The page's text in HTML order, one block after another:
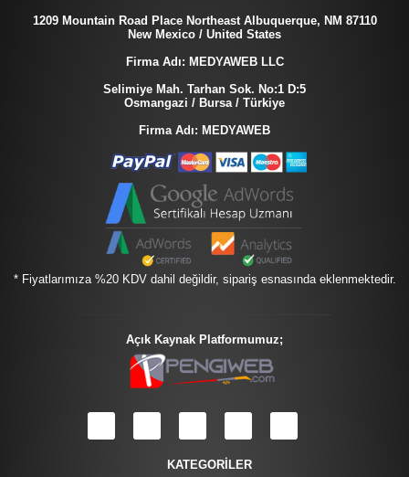
1209 Mountain Road Place Northeast Albuquerque, NM 87110
New Mexico / United States
Firma Adı: MEDYAWEB LLC
Selimiye Mah. Tarhan Sok. No:1 D:5
Osmangazi / Bursa / Türkiye
Firma Adı: MEDYAWEB
* Fiyatlarımıza %20 KDV dahil değildir, sipariş esnasında eklenmektedir.
Açık Kaynak Platformumuz;
KATEGORİLER